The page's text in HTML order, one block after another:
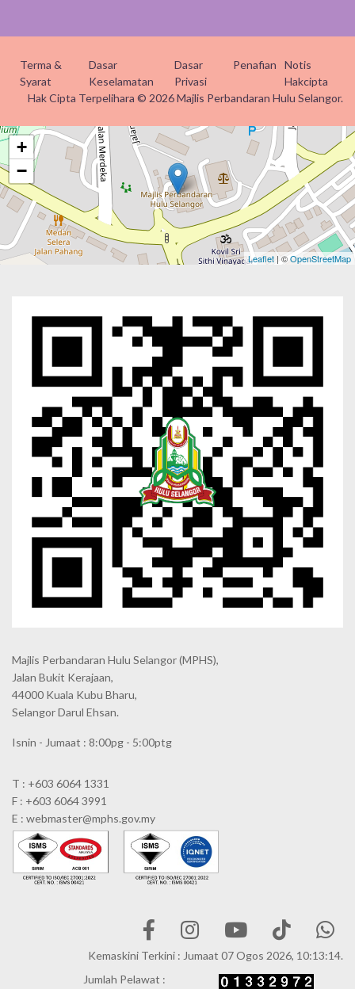
Terma &
Syarat
Dasar
Keselamatan
Dasar
Privasi
Penafian
Notis
Hakcipta
Hak Cipta Terpelihara © 2026 Majlis Perbandaran Hulu Selangor.
+
−
Leaflet | ©OpenStreetMap
Majlis Perbandaran Hulu Selangor (MPHS),
Jalan Bukit Kerajaan,
44000 Kuala Kubu Bharu,
Selangor Darul Ehsan.
Isnin - Jumaat : 8:00pg - 5:00ptg
T : +603 6064 1331
F : +603 6064 3991
E : webmaster@mphs.gov.my
Kemaskini Terkini : Jumaat 07 Ogos 2026, 10:13:14.
Jumlah Pelawat :